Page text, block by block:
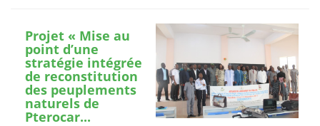
Projet « Mise au
point d’une
stratégie intégrée
de reconstitution
des peuplements
naturels de
Pterocar...